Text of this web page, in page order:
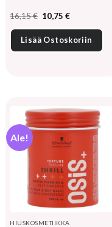
16,15€ Alkuperäinen
hinta
oli:
16,15 €.
10,75€Nykyinen
on:
10,75 €.
Lisää Ostoskoriin
Ale!
HIUSKOSMETIIKKA